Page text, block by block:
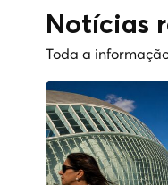
Notícias
Toda a